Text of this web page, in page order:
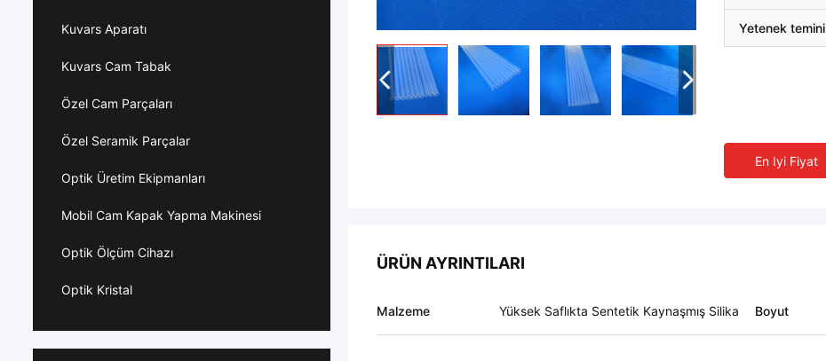
Kuvars Aparatı
Kuvars Cam Tabak
Özel Cam Parçaları
Özel Seramik Parçalar
Optik Üretim Ekipmanları
Mobil Cam Kapak Yapma Makinesi
Optik Ölçüm Cihazı
Optik Kristal
Yetenek temini
En Iyi Fiyat
ÜRÜN AYRINTILARI
Malzeme Yüksek Saflıkta Sentetik Kaynaşmış Silika Boyut